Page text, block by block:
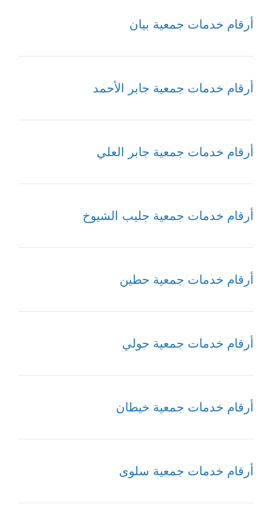
أرقام خدمات جمعية بيان
أرقام خدمات جمعية جابر الأحمد
أرقام خدمات جمعية جابر العلي
أرقام خدمات جمعية جليب الشيوخ
أرقام خدمات جمعية حطين
أرقام خدمات جمعية حولي
أرقام خدمات جمعية خيطان
أرقام خدمات جمعية سلوى